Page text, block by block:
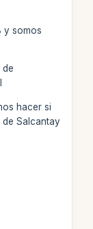
y somos
de
hacer si
Salcantay